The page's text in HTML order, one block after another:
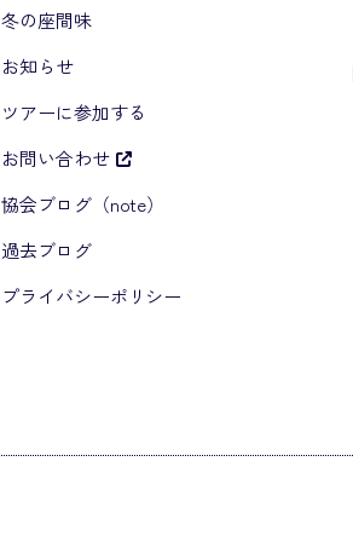
冬の座間味
お知らせ
ツアーに参加する
お問い合わせ
協会ブログ（note）
過去ブログ
プライバシーポリシー